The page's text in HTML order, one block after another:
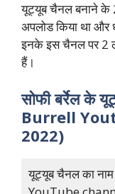
यूट्यूब चैनल बनाने के 2
अपलोड किया था
इनके इस चैनल पर 2
हैं।
सोफी बर्रेल के
Burrell
2022)
यूट्यूब चैनल का